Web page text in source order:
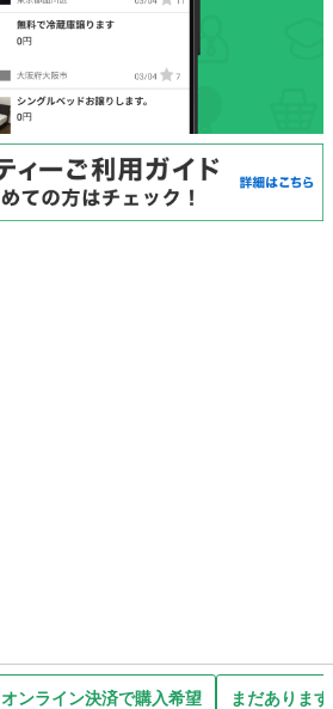
オンライン決済で購入希望 まだありま